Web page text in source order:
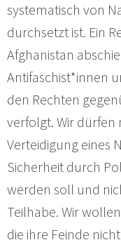
systematisch von
durchsetzt ist. Ein
Afghanistan
Antifaschist*innen
den Rechten
verfolgt. Wir
Verteidigung eines
Sicherheit durch
werden soll und
Teilhabe. Wir
die ihre Feinde